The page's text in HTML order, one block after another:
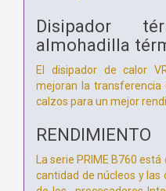
Disipador
almohadilla
El disipador de calor
mejoran la transferencia
calzos para un mejor
RENDIMIENTO
La serie PRIME B760
cantidad de núcleos y las